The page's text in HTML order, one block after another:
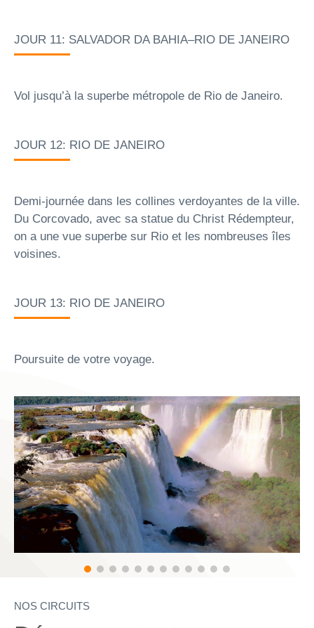
JOUR 11: SALVADOR DA BAHIA–RIO DE JANEIRO
Vol jusqu’à la superbe métropole de Rio de Janeiro.
JOUR 12: RIO DE JANEIRO
Demi-journée dans les collines verdoyantes de la ville.
Du Corcovado, avec sa statue du Christ Rédempteur,
on a une vue superbe sur Rio et les nombreuses îles
voisines.
JOUR 13: RIO DE JANEIRO
Poursuite de votre voyage.
NOS CIRCUITS